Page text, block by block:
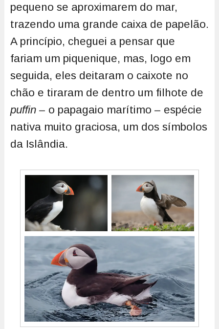
pequeno se aproximarem do mar,
trazendo uma grande caixa de papelão.
A princípio, cheguei a pensar que
fariam um piquenique, mas, logo em
seguida, eles deitaram o caixote no
chão e tiraram de dentro um filhote de
puffin– o papagaio marítimo – espécie
nativa muito graciosa, um dos símbolos
da Islândia.